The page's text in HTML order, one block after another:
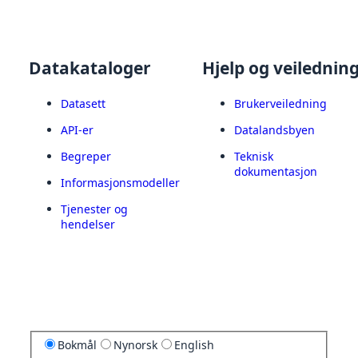
Datakataloger
Datasett
API-er
Begreper
Informasjonsmodeller
Tjenester og
hendelser
Hjelp og
Brukerveiledning
Datalandsbyen
Teknisk
dokumentasjon
Bokmål Nynorsk English